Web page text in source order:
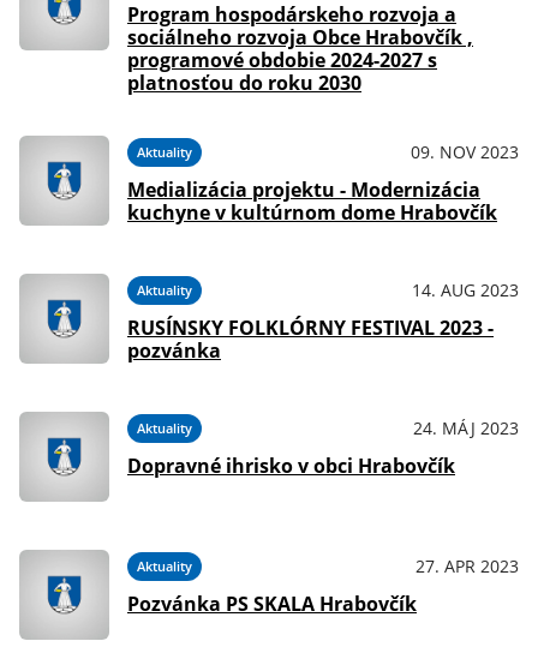
Program hospodárskeho rozvoja a
sociálneho rozvoja Obce Hrabovčík ,
programové obdobie 2024-2027 s
platnosťou do roku 2030
Aktuality 09. NOV 2023
Medializácia projektu - Modernizácia
kuchyne v kultúrnom dome Hrabovčík
Aktuality 14. AUG 2023
RUSÍNSKY FOLKLÓRNY FESTIVAL 2023 -
pozvánka
Aktuality 24. MÁJ 2023
Dopravné ihrisko v obci Hrabovčík
Aktuality 27. APR 2023
Pozvánka PS SKALA Hrabovčík